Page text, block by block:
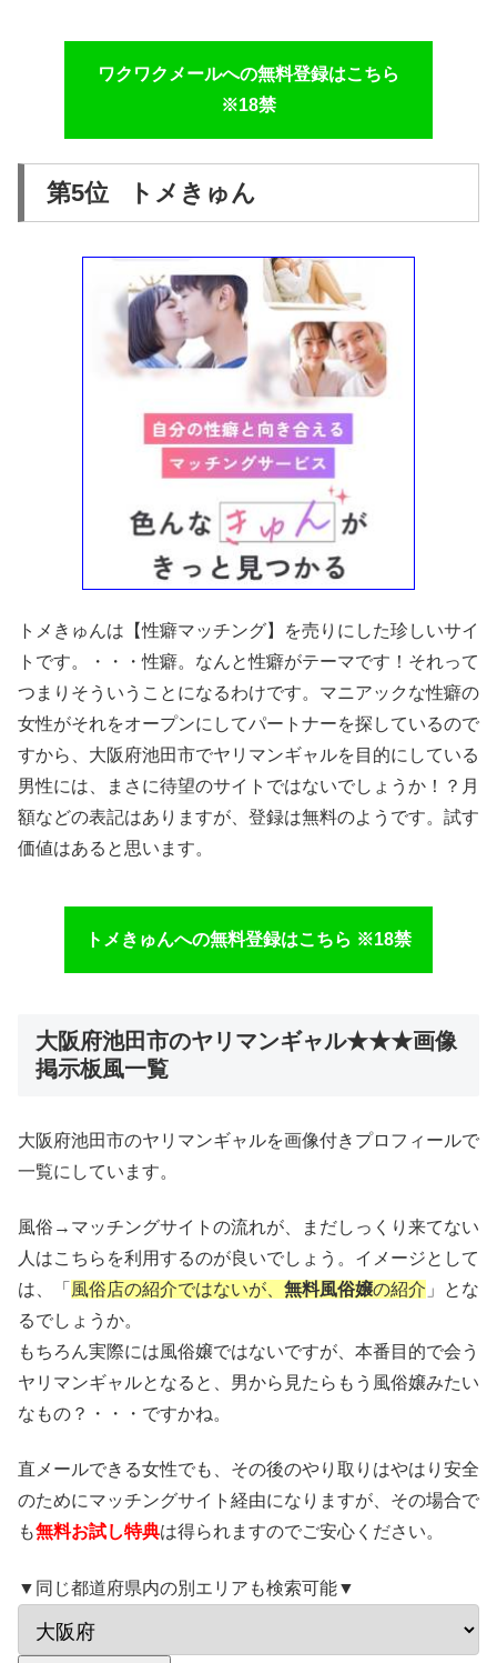
ワクワクメールへの無料登録はこちら
※18禁
第5位 トメきゅん
トメきゅんは【性癖マッチング】を売りにした珍しいサイ
トです。・・・性癖。なんと性癖がテーマです！それって
つまりそういうことになるわけです。マニアックな性癖の
女性がそれをオープンにしてパートナーを探しているので
すから、大阪府池田市でヤリマンギャルを目的にしている
男性には、まさに待望のサイトではないでしょうか！？月
額などの表記はありますが、登録は無料のようです。試す
価値はあると思います。
トメきゅんへの無料登録はこちら ※18禁
大阪府池田市のヤリマンギャル★★★画像
掲示板風一覧
大阪府池田市のヤリマンギャルを画像付きプロフィールで
一覧にしています。
風俗→マッチングサイトの流れが、まだしっくり来てない
人はこちらを利用するのが良いでしょう。イメージとして
は、「 風俗店の紹介ではないが、 無料風俗嬢の紹介 」とな
るでしょうか。
もちろん実際には風俗嬢ではないですが、本番目的で会う
ヤリマンギャルとなると、男から見たらもう風俗嬢みたい
なもの？・・・ですかね。
直メールできる女性でも、その後のやり取りはやはり安全
のためにマッチングサイト経由になりますが、その場合で
も無料お試し特典は得られますのでご安心ください。
▼同じ都道府県内の別エリアも検索可能▼